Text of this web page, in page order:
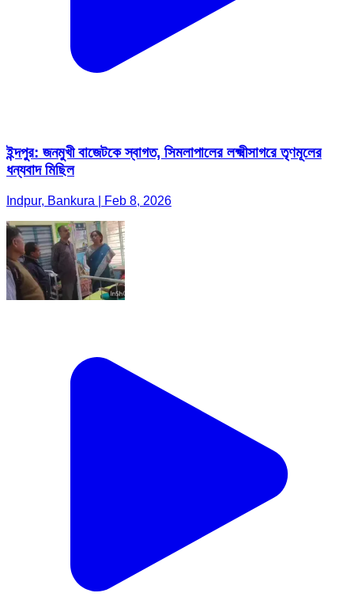
ইন্দপুর: জনমুখী বাজেটকে স্বাগত, সিমলাপালের লক্ষ্মীসাগরে তৃণমূলের
ধন্যবাদ মিছিল
Indpur, Bankura | Feb 8, 2026